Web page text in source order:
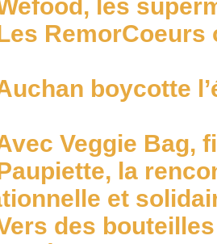
les
RemorCoeurs
boycotte
Veggie Bag,
la
et
des